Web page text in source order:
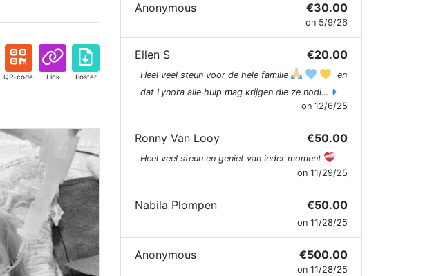
QR-code Link Poster
Anonymous €30.00
on 5/9/26
Ellen S €20.00
Heel veel steun voor de hele familie
en
dat Lynora alle hulp mag krijgen die ze nodi…
on 12/6/25
Ronny Van Looy €50.00
Heel veel steun en geniet van ieder moment
on 11/29/25
Nabila Plompen €50.00
on 11/28/25
Anonymous €500.00
on 11/28/25